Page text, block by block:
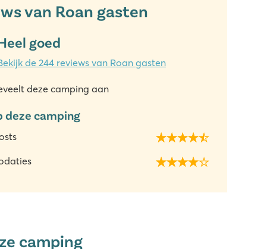
van Roan gasten
goed
de 244 reviews van Roan gasten
deze camping aan
deze camping
camping